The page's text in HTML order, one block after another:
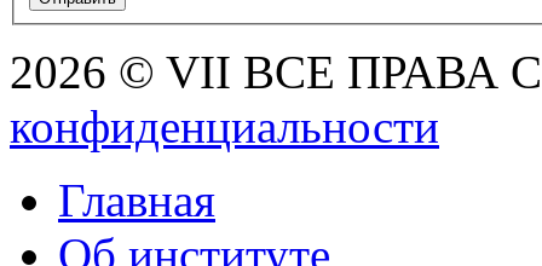
2026 © VII ВСЕ ПРАВА
конфиденциальности
Главная
Об институте